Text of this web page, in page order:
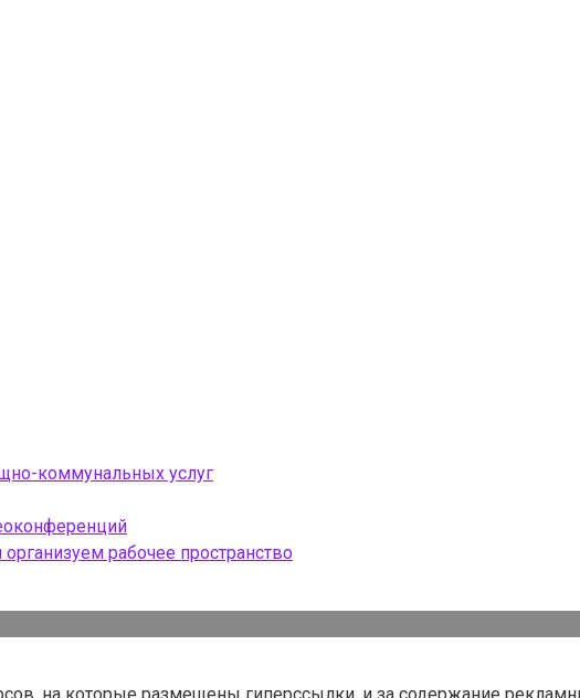
коммунальных услуг
рабочее пространство